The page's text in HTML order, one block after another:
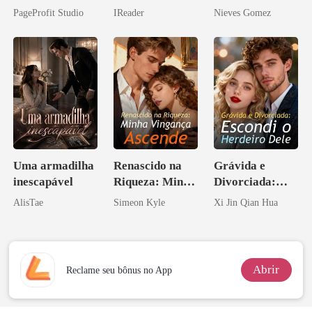
PageProfit Studio
relâmpago com
IReader
curvilínea
Nieves Gomez
Uma armadilha
inescapável
AlisTae
Renascido na
Riqueza: Minha
Vingança
Simeon Kyle
Grávida e
Divorciada:
Escondi o
Xi Jin Qian Hua
Reclame seu bônus no App Abrir